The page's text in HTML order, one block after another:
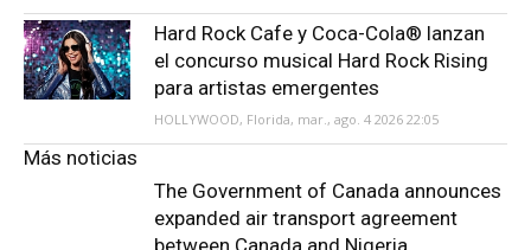
Hard Rock Cafe y Coca-Cola® lanzan
el concurso musical Hard Rock Rising
para artistas emergentes
HOLLYWOOD, Florida, mar., ago. 4 2026 22:05
Más noticias
The Government of Canada announces
expanded air transport agreement
between Canada and Nigeria